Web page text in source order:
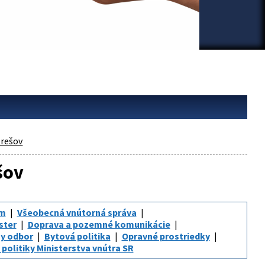
Všeobecná vnútorná správa
Doprava a pozemné komunikácie
odbor Bytová politika
Opravné prostriedky
Ministerstva vnútra SR